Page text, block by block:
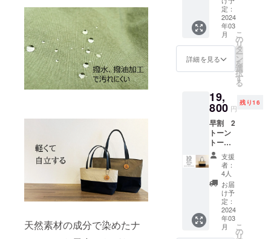
天然素材の成分で染めたナ
０％OF
価格
１７８
２０円
＜１９
８００
F＞ カ
ラーを
４色よ
りお選
びくだ
さい。
オフ
ベー
ジュ×ブ
ルー、
オフ
ベー
ジュ×ブ
ラッ
ク、オ
定：
2024
年03
月
詳細を見る
こ
の
リ
タ
ー
ン
を
選
択
す
る
19,
800 円
残り16
早割 2
トーン
トート
バッグ
Mサイ
ズ 先着
20名様
限定 1
０％OF
価格
１９８
支援
者：
4人
お届
け予
定：
2024
年03
月
こ
の
リ